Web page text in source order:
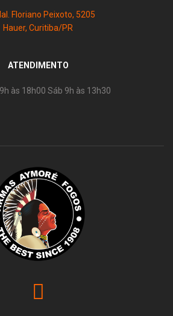
Floriano Peixoto, 5205
Hauer, Curitiba/PR
ATENDIMENTO
às 18h00 Sáb 9h às 13h30